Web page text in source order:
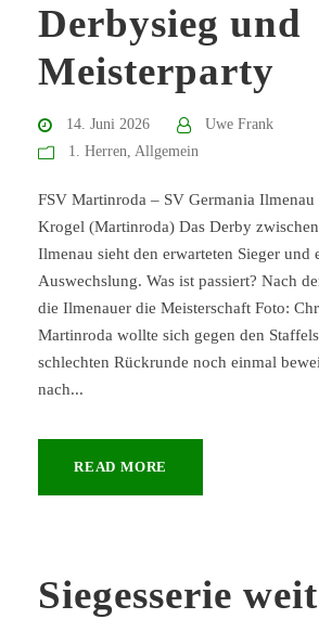
Derbysieg und
Meisterparty
14. Juni 2026
Uwe Frank
1. Herren, Allgemein
FSV Martinroda – SV Germania
Krogel (Martinroda) Das Derby
Ilmenau sieht den erwarteten Sieger und
Auswechslung. Was ist passiert? Nach
die Ilmenauer die Meisterschaft Foto:
Martinroda wollte sich gegen den
schlechten Rückrunde noch einmal
nach...
READ MORE
Siegesserie